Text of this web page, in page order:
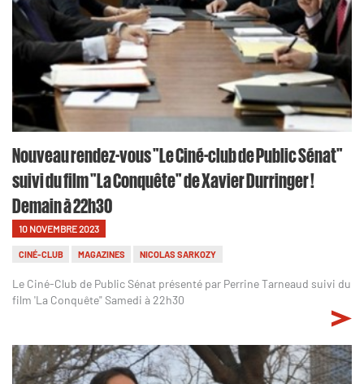
Nouveau rendez-vous "Le Ciné-club de Public Sénat"
suivi du film "La Conquête" de Xavier Durringer !
Demain à 22h30
10 NOVEMBRE 2023
CINÉ-CLUB MAGAZINES NICOLAS SARKOZY
Le Ciné-Club de Public Sénat présenté par Perrine Tarneaud suivi du
film 'La Conquête" Samedi à 22h30